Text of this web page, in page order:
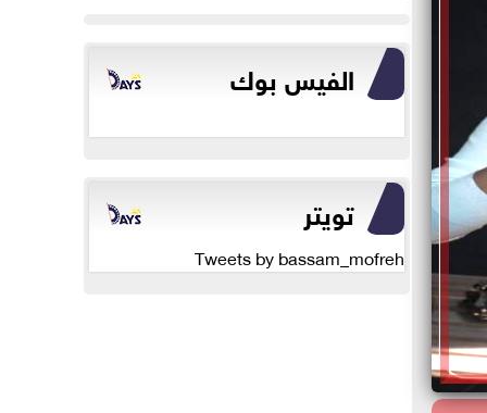
الفيس بوك
تويتر
Tweets by bassam_mofreh